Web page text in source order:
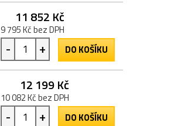
11 852 Kč
9 795 Kč bez DPH
- + DO KOŠÍKU
12 199 Kč
10 082 Kč bez DPH
- + DO KOŠÍKU